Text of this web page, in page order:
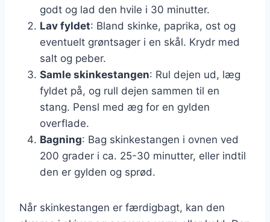
godt og lad den hvile i 30 minutter.
Lav fyldet: Bland skinke, paprika, ost og
eventuelt grøntsager i en skål. Krydr med
salt og peber.
Samle skinkestangen: Rul dejen ud, læg
fyldet på, og rull dejen sammen til en
stang. Pensl med æg for en gylden
overflade.
Bagning: Bag skinkestangen i ovnen ved
200 grader i ca. 25-30 minutter, eller indtil
den er gylden og sprød.
Når skinkestangen er færdigbagt, kan den